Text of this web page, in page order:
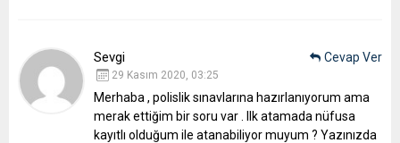
Sevgi
29 Kasım 2020, 03:25
Merhaba , polislik sınavlarına hazırlanıyorum ama
merak ettiğim bir soru var . Ilk atamada nüfusa
kayıtlı olduğum ile atanabiliyor muyum ? Yazınızda
Cevap Ver